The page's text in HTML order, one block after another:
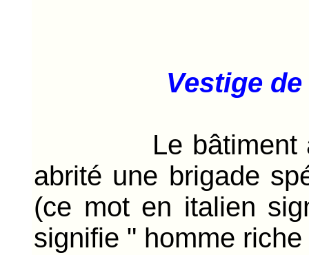
Vestige
Le bâtiment a été
abrité une brigade
(ce mot en italien
signifie " homme riche